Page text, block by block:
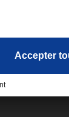
déposée fin